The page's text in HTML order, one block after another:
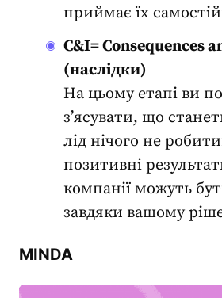
приймає їх
C&I= Consequences
(наслідки)
На цьому етапі ви
з’ясувати, що
лід нічого не
позитивні
компанії можуть
завдяки вашому
MINDA